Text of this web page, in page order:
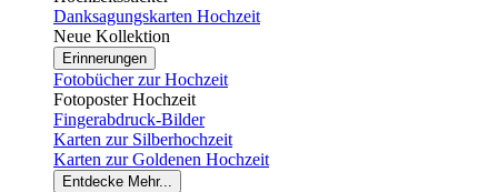
Danksagungskarten Hochzeit
Neue Kollektion
Erinnerungen
Fotobücher zur Hochzeit
Fotoposter Hochzeit
Fingerabdruck-Bilder
Karten zur Silberhochzeit
Karten zur Goldenen Hochzeit
Entdecke Mehr...